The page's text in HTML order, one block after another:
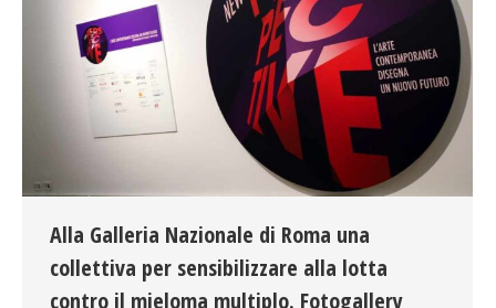
Alla Galleria Nazionale di Roma una
collettiva per sensibilizzare alla lotta
contro il mieloma multiplo. Fotogallery